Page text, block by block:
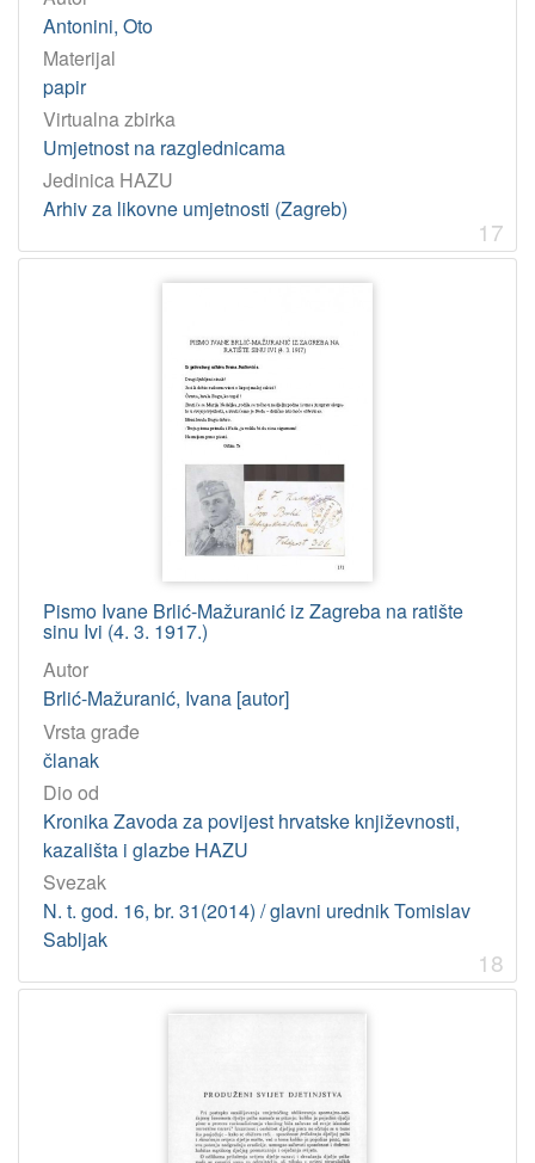
Antonini, Oto
Materijal
papir
Virtualna zbirka
Umjetnost na razglednicama
Jedinica HAZU
Arhiv za likovne umjetnosti (Zagreb)
17
Pismo Ivane Brlić-Mažuranić iz Zagreba na ratište
sinu Ivi (4. 3. 1917.)
Autor
Brlić-Mažuranić, Ivana [autor]
Vrsta građe
članak
Dio od
Kronika Zavoda za povijest hrvatske književnosti,
kazališta i glazbe HAZU
Svezak
N. t. god. 16, br. 31(2014) / glavni urednik Tomislav
Sabljak
18